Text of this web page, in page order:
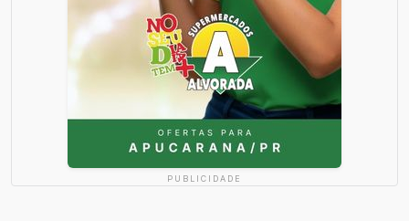
PUBLICIDADE